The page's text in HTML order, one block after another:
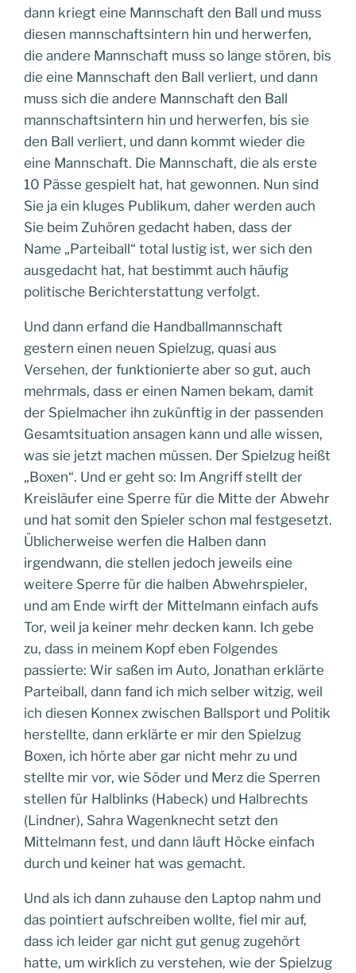
dann kriegt eine Mannschaft den Ball und muss
diesen mannschaftsintern hin und herwerfen,
die andere Mannschaft muss so lange stören, bis
die eine Mannschaft den Ball verliert, und dann
muss sich die andere Mannschaft den Ball
mannschaftsintern hin und herwerfen, bis sie
den Ball verliert, und dann kommt wieder die
eine Mannschaft. Die Mannschaft, die als erste
10 Pässe gespielt hat, hat gewonnen. Nun sind
Sie ja ein kluges Publikum, daher werden auch
Sie beim Zuhören gedacht haben, dass der
Name „Parteiball“ total lustig ist, wer sich den
ausgedacht hat, hat bestimmt auch häufig
politische Berichterstattung verfolgt.
Und dann erfand die Handballmannschaft
gestern einen neuen Spielzug, quasi aus
Versehen, der funktionierte aber so gut, auch
mehrmals, dass er einen Namen bekam, damit
der Spielmacher ihn zukünftig in der passenden
Gesamtsituation ansagen kann und alle wissen,
was sie jetzt machen müssen. Der Spielzug heißt
„Boxen“. Und er geht so: Im Angriff stellt der
Kreisläufer eine Sperre für die Mitte der Abwehr
und hat somit den Spieler schon mal festgesetzt.
Üblicherweise werfen die Halben dann
irgendwann, die stellen jedoch jeweils eine
weitere Sperre für die halben Abwehrspieler,
und am Ende wirft der Mittelmann einfach aufs
Tor, weil ja keiner mehr decken kann. Ich gebe
zu, dass in meinem Kopf eben Folgendes
passierte: Wir saßen im Auto, Jonathan erklärte
Parteiball, dann fand ich mich selber witzig, weil
ich diesen Konnex zwischen Ballsport und Politik
herstellte, dann erklärte er mir den Spielzug
Boxen, ich hörte aber gar nicht mehr zu und
stellte mir vor, wie Söder und Merz die Sperren
stellen für Halblinks (Habeck) und Halbrechts
(Lindner), Sahra Wagenknecht setzt den
Mittelmann fest, und dann läuft Höcke einfach
durch und keiner hat was gemacht.
Und als ich dann zuhause den Laptop nahm und
das pointiert aufschreiben wollte, fiel mir auf,
dass ich leider gar nicht gut genug zugehört
hatte, um wirklich zu verstehen, wie der Spielzug